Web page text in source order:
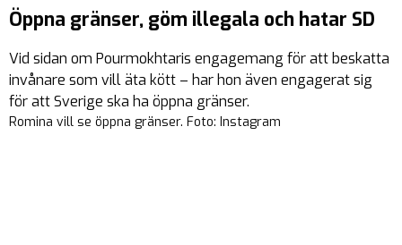
Öppna gränser, göm illegala och hatar SD
Vid sidan om Pourmokhtaris engagemang för att beskatta
invånare som vill äta kött – har hon även engagerat sig
för att Sverige ska ha öppna gränser.
Romina vill se öppna gränser. Foto: Instagram